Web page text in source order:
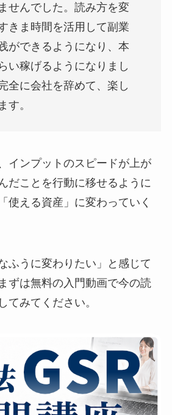
せんでした。読み方を変
きま時間を活用して副業
ができるようになり、本
い稼げるようになりまし
全に会社を辞めて、楽し
す。
インプットのスピードが上が
だことを行動に移せるように
使える資産」に変わっていく
ふうに変わりたい」と感じて
ずは無料の入門動画で今の読
てみてください。